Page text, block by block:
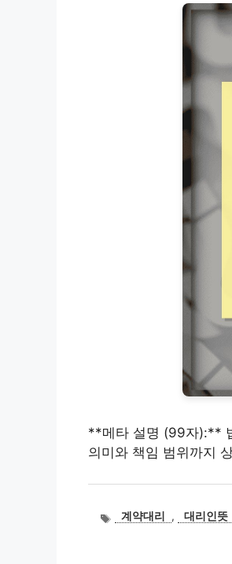
**메타 설명 (99자):**
의미와 책임 범위까지
태계약대리 , 대리인뜻